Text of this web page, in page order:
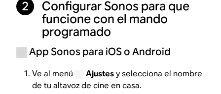
2
Configurar Sonos para que
funcione con el mando
programado
App Sonos para iOS o Android
Ve al menú Ajustesy selecciona el nombre
de tu altavoz de cine en casa.